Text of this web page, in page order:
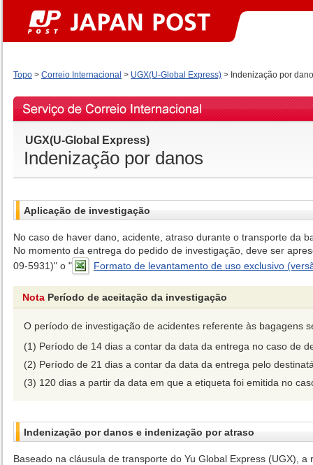
Topo > Correio Internacional > UGX(U-Global Express) > Indenização por
UGX(U-Global Express)
Indenização por danos
Aplicação de investigação
No caso de haver dano, acidente, atraso durante o transporte da
No momento da entrega do pedido de investigação, deve ser
09-5931)" o "
Formato de levantamento de uso exclusivo
Nota Período de aceitação da investigação
O período de investigação de acidentes referente às bagagens
Período de 14 dias a contar da data da entrega no caso de
Período de 21 dias a contar da data da entrega pelo
120 dias a partir da data em que a etiqueta foi emitida no
Indenização por danos e indenização por atraso
Baseado na cláusula de transporte do Yu Global Express (UGX),